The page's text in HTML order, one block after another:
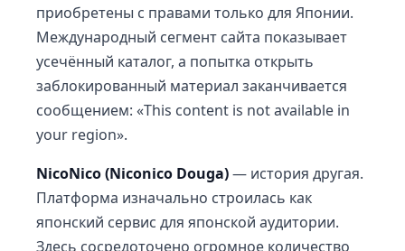
приобретены с правами только для Японии.
Международный сегмент сайта показывает
усечённый каталог, а попытка открыть
заблокированный материал заканчивается
сообщением: «This content is not available in
your region».
NicoNico (Niconico Douga)— история другая.
Платформа изначально строилась как
японский сервис для японской аудитории.
Здесь сосредоточено огромное количество